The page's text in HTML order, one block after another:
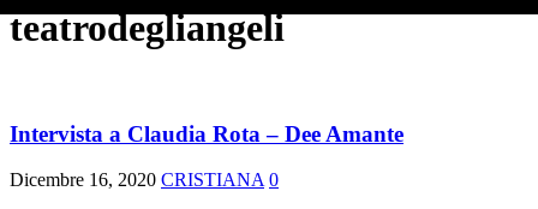
teatrodegliangeli
Intervista a Claudia Rota – Dee Amante
Dicembre 16, 2020 CRISTIANA 0